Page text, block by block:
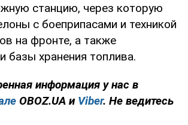
станцию, через которую
с боеприпасами и техникой
на фронте, а также
базы хранения топлива.
информация у нас в
OBOZ.UA и Viber. Не ведитесь